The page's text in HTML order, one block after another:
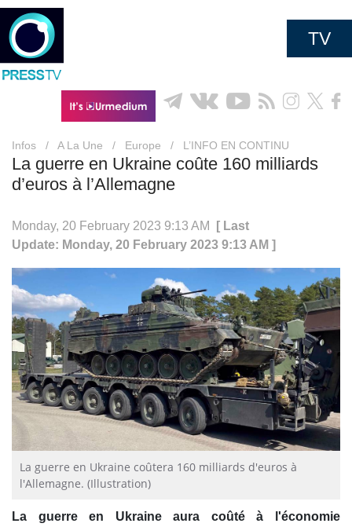
TV
Infos / A La Une / Europe / L’INFO EN CONTINU
La guerre en Ukraine coûte 160 milliards
d’euros à l’Allemagne
Monday, 20 February 2023 9:13 AM
[ Last
Update: Monday, 20 February 2023 9:13 AM ]
La guerre en Ukraine coûtera 160 milliards d'euros à
l'Allemagne. (Illustration)
La guerre en Ukraine aura coûté à l'économie